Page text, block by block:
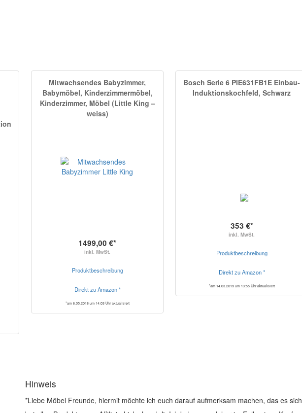
Mitwachsendes Babyzimmer,
Babymöbel, Kinderzimmermöbel,
Kinderzimmer, Möbel (Little King –
weiss)
1499,00 €*
inkl. MwSt.
Produktbeschreibung
Direkt zu Amazon *
*am 6.05.2018 um 14:03 Uhr aktualisiert
Bosch Serie 6 PIE631FB1E Einbau-
Induktionskochfeld, Schwarz
353 €*
inkl. MwSt.
Produktbeschreibung
Direkt zu Amazon *
*am 14.03.2019 um 13:55 Uhr aktualisiert
Hinweis
*Liebe Möbel Freunde, hiermit möchte ich euch darauf aufmerksam machen, das es sich